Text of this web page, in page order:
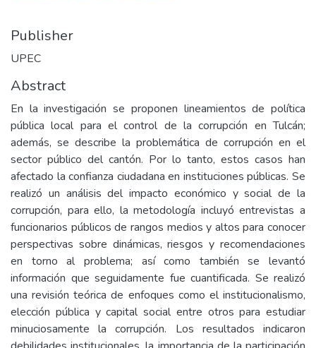
Publisher
UPEC
Abstract
En la investigación se proponen lineamientos de política
pública local para el control de la corrupción en Tulcán;
además, se describe la problemática de corrupción en el
sector público del cantón. Por lo tanto, estos casos han
afectado la confianza ciudadana en instituciones públicas. Se
realizó un análisis del impacto económico y social de la
corrupción, para ello, la metodología incluyó entrevistas a
funcionarios públicos de rangos medios y altos para conocer
perspectivas sobre dinámicas, riesgos y recomendaciones
en torno al problema; así como también se levantó
información que seguidamente fue cuantificada. Se realizó
una revisión teórica de enfoques como el institucionalismo,
elección pública y capital social entre otros para estudiar
minuciosamente la corrupción. Los resultados indicaron